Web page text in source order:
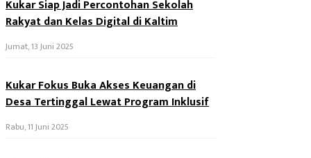
Kukar Siap Jadi Percontohan Sekolah
Rakyat dan Kelas Digital di Kaltim
Jumat, 13 Juni 2025
Kukar Fokus Buka Akses Keuangan di
Desa Tertinggal Lewat Program Inklusif
Rabu, 11 Juni 2025